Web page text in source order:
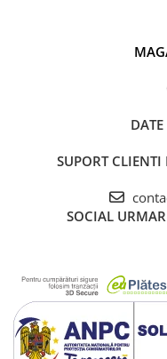
SUPORT CLIENTI
SOCIAL